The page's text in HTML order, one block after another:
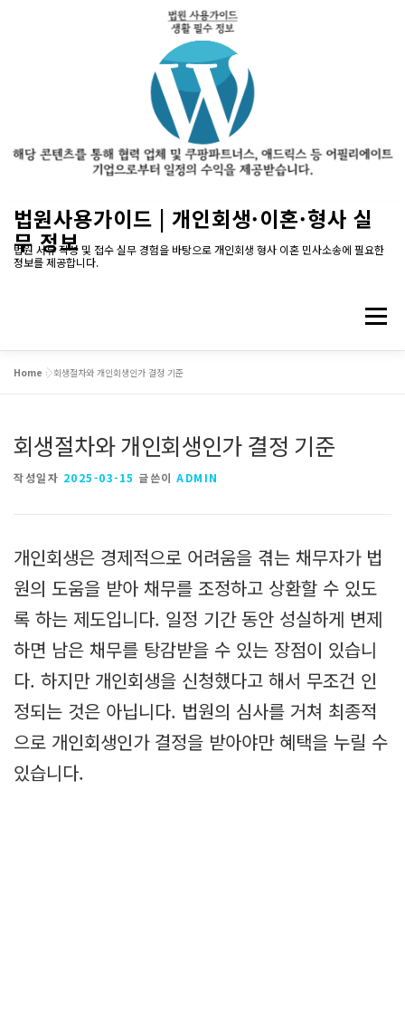
법원사용가이드 | 개인회생·이혼·형사 실
무 정보
법원 서류 작성 및 접수 실무 경험을 바탕으로 개인회생 형사 이혼 민사소송에 필요한
정보를 제공합니다.
메뉴
Home »회생절차와 개인회생인가 결정 기준
회생절차와 개인회생인가 결정 기준
작성일자 2025-03-15 글쓴이 ADMIN
개인회생은 경제적으로 어려움을 겪는 채무자가 법
원의 도움을 받아 채무를 조정하고 상환할 수 있도
록 하는 제도입니다. 일정 기간 동안 성실하게 변제
하면 남은 채무를 탕감받을 수 있는 장점이 있습니
다. 하지만 개인회생을 신청했다고 해서 무조건 인
정되는 것은 아닙니다. 법원의 심사를 거쳐 최종적
으로 개인회생인가 결정을 받아야만 혜택을 누릴 수
있습니다.